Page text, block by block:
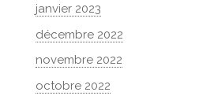
janvier 2023
décembre 2022
novembre 2022
octobre 2022